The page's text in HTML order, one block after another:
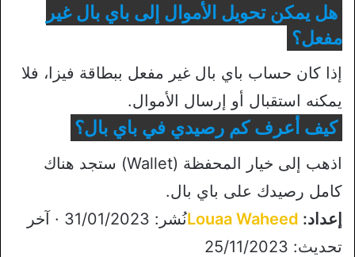
هل يمكن تحويل الأموال إلى باي بال غير
مفعل؟
إذا كان حساب باي بال غير مفعل ببطاقة فيزا، فلا
يمكنه استقبال أو إرسال الأموال.
كيف أعرف كم رصيدي في باي بال؟
اذهب إلى خيار المحفظة (Wallet) ستجد هناك
كامل رصيدك على باي بال.
إعداد: Louaa Waheed
نُشر: 31/01/2023 · آخر
تحديث: 25/11/2023